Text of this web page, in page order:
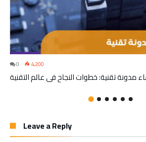
0 4,200
مدونة تقنية: خطوات النجاح في عالم التقنية
Leave a Reply